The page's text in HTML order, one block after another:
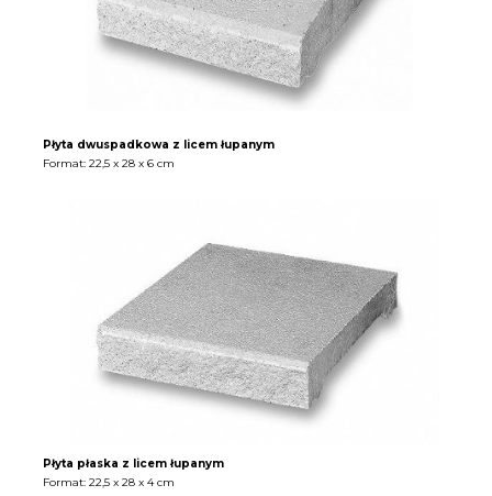
Płyta dwuspadkowa z licem łupanym
Format: 22,5 x 28 x 6 cm
Płyta płaska z licem łupanym
Format: 22,5 x 28 x 4 cm